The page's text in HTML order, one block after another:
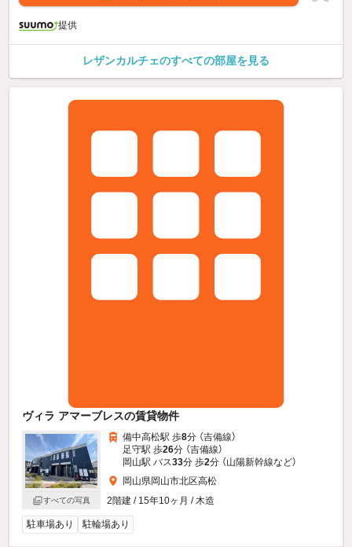
提供
レザンカルチェのすべての部屋を見る
ヴィラ アマーブレスの賃貸物件
すべての写真
備中高松駅 歩8分 （吉備線）
足守駅 歩26分 （吉備線）
岡山駅 バス33分 歩2分 （山陽新幹線など）
岡山県岡山市北区高松
2階建 / 15年10ヶ月 / 木造
駐車場あり 駐輪場あり